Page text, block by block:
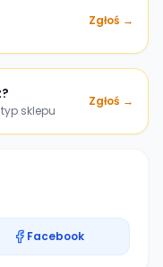
Zgłoś →
sklepu
Zgłoś →
Facebook